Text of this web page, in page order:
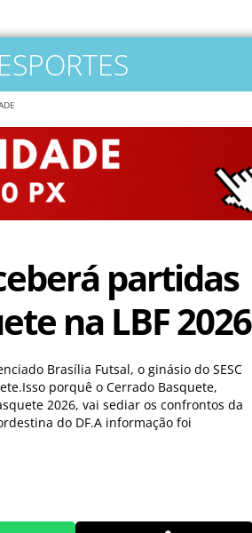
ESPORTES
partidas
na LBF 2026
Brasília Futsal, o ginásio do SESC
porquê o Cerrado Basquete,
2026, vai sediar os confrontos da
do DF.A informação foi